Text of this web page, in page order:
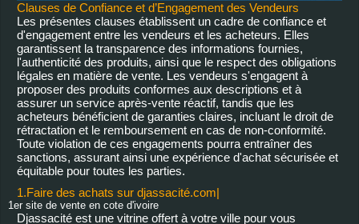
[N°849]
12500 cfa
Sacs a main pour
femme
DjassaShop
[N°845]
12000 cfa
Robe à manches
longues avec bande
à broderies
[N°844]
12000 cfa
Robe manches
longues
Clauses de Confiance et d’Engagement des Vendeurs
Les présentes clauses établissent un cadre de confiance et
d'engagement entre les vendeurs et les acheteurs. Elles
garantissent la transparence des informations fournies,
l'authenticité des produits, ainsi que le respect des obligations
légales en matière de vente. Les vendeurs s'engagent à
proposer des produits conformes aux descriptions et à
assurer un service après-vente réactif, tandis que les
acheteurs bénéficient de garanties claires, incluant le droit de
rétractation et le remboursement en cas de non-conformité.
Toute violation de ces engagements pourra entraîner des
sanctions, assurant ainsi une expérience d'achat sécurisée et
équitable pour toutes les parties.
1.Faire des achats sur djassacité.com|
1er site de vente en cote d'ivoire
Djassacité est une vitrine offert à votre ville pour vous